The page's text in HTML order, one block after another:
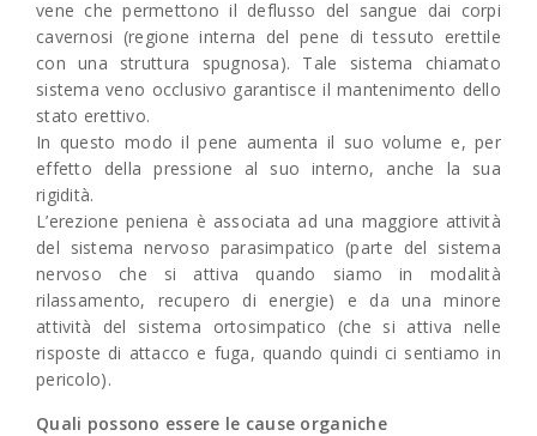
vene che permettono il deflusso del sangue dai corpi
cavernosi (regione interna del pene di tessuto erettile
con una struttura spugnosa). Tale sistema chiamato
sistema veno occlusivo garantisce il mantenimento dello
stato erettivo.
In questo modo il pene aumenta il suo volume e, per
effetto della pressione al suo interno, anche la sua
rigidità.
L’erezione peniena è associata ad una maggiore attività
del sistema nervoso parasimpatico (parte del sistema
nervoso che si attiva quando siamo in modalità
rilassamento, recupero di energie) e da una minore
attività del sistema ortosimpatico (che si attiva nelle
risposte di attacco e fuga, quando quindi ci sentiamo in
pericolo).
Quali possono essere le cause organiche